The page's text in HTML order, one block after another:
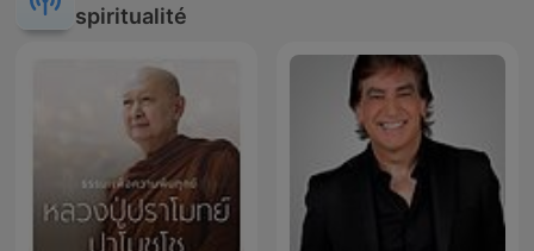
spiritualité